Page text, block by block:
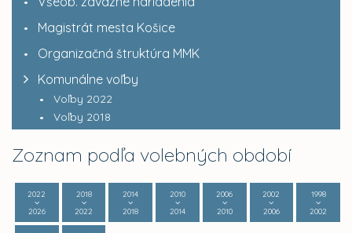
Magistrát mesta Košice
Organizačná štruktúra MMK
Komunálne voľby
Voľby 2022
Voľby 2018
Zoznam podľa volebných období
2022
2026
2018
2022
2014
2018
2010
2014
2006
2010
2002
2006
1998
2002